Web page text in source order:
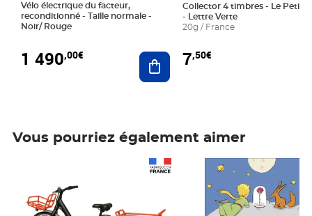
Vélo électrique du facteur,
reconditionné - Taille normale -
Noir/ Rouge
1 490,00€ Ajouter au panier
Collector 4 timbres - Le Petit
- Lettre Verte
20g / France
7,50€
Vous pourriez également aimer
Prix 7,50€